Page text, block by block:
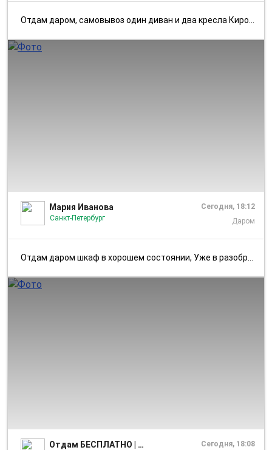
отдам даром, самовывоз один диван и два кресла Кировский район [id673...
Мария Иванова
Санкт-Петербург
Сегодня, 18:12
Даром
Отдам даром шкаф в хорошем состоянии, Уже в разобранном виде. 205х50х...
Отдам БЕСПЛАТНО | Мебель Магнитогорска
Сегодня, 18:08